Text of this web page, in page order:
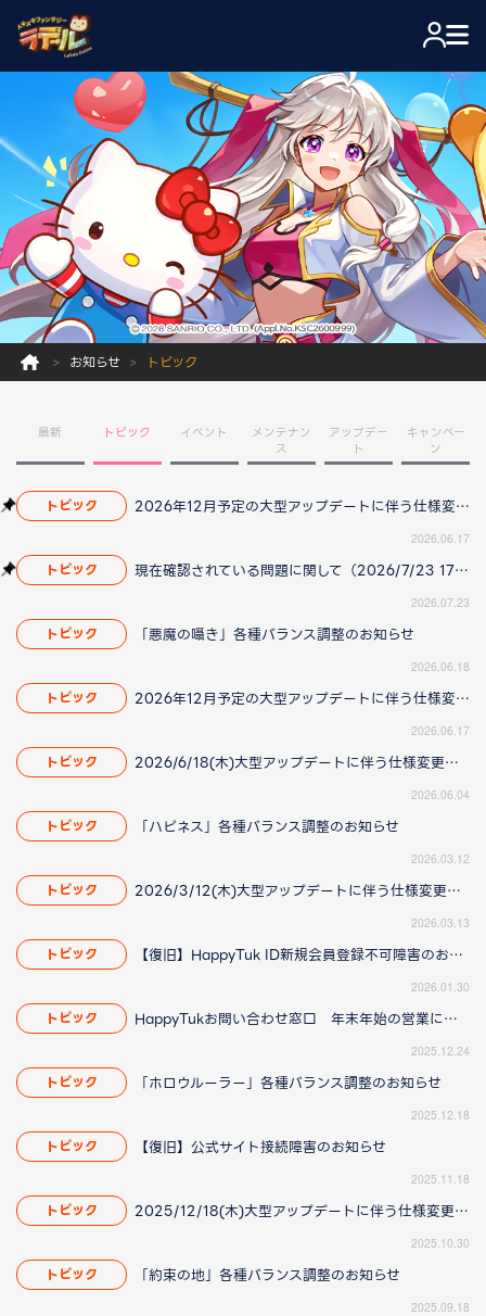
お知らせ トピック
最新 トピック イベント
メンテナン
ス
アップデー
ト
キャンペー
ン
トピック 2026年12月予定の大型アップデートに伴う仕様変更のお知らせ
2026.06.17
トピック 現在確認されている問題に関して（2026/7/23 17:00更新）
2026.07.23
トピック 「悪魔の囁き」各種バランス調整のお知らせ
2026.06.18
トピック 2026年12月予定の大型アップデートに伴う仕様変更のお知らせ
2026.06.17
トピック 2026/6/18(木)大型アップデートに伴う仕様変更のお知らせ(2026/06/04 更新)
2026.06.04
トピック 「ハピネス」各種バランス調整のお知らせ
2026.03.12
トピック 2026/3/12(木)大型アップデートに伴う仕様変更のお知らせ(2026/3/13更新)
2026.03.13
トピック 【復旧】HappyTuk ID新規会員登録不可障害のお知らせ
2026.01.30
トピック HappyTukお問い合わせ窓口 年末年始の営業について
2025.12.24
トピック 「ホロウルーラー」各種バランス調整のお知らせ
2025.12.18
トピック 【復旧】公式サイト接続障害のお知らせ
2025.11.18
トピック 2025/12/18(木)大型アップデートに伴う仕様変更のお知らせ(2025/11/20更新)
2025.10.30
トピック 「約束の地」各種バランス調整のお知らせ
2025.09.18